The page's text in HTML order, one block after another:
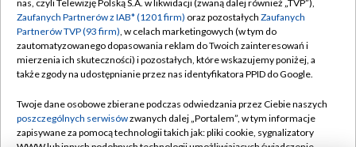
Emisja w TVP
Centrum informacji TVP
Naziemna Telewizja Cyfrowa
Rada Programowa
System NOS
Polityka prywatności
Moje zgody
Pomoc
Kontakt
nas, czyli Telewizję Polską S.A. w likwidacji (zwaną dalej również „TVP”),
Zaufanych Partnerów z IAB* (1201 firm) oraz pozostałych Zaufanych
Partnerów TVP (93 firm), w celach marketingowych (w tym do
zautomatyzowanego dopasowania reklam do Twoich zainteresowań i
mierzenia ich skuteczności) i pozostałych, które wskazujemy poniżej, a
także zgody na udostępnianie przez nas identyfikatora PPID do Google.
Twoje dane osobowe zbierane podczas odwiedzania przez Ciebie naszych
poszczególnych serwisówzwanych dalej „Portalem”, w tym informacje
zapisywane za pomocą technologii takich jak: pliki cookie, sygnalizatory